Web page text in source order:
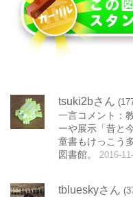
tsuki2bさん
一言コメント：
ーや展示「昔と
童書もけっこう
図書館。
2016-
tblueskyさん